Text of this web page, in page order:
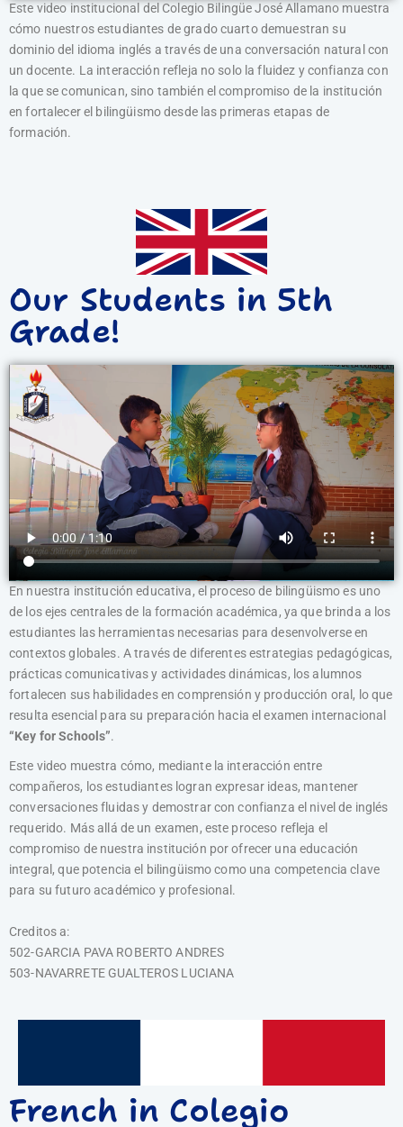
Este video institucional del Colegio Bilingüe José Allamano muestra
cómo nuestros estudiantes de grado cuarto demuestran su
dominio del idioma inglés a través de una conversación natural con
un docente. La interacción refleja no solo la fluidez y confianza con
la que se comunican, sino también el compromiso de la institución
en fortalecer el bilingüismo desde las primeras etapas de
formación.
Our Students in 5th
Grade!
En nuestra institución educativa, el proceso de bilingüismo es uno
de los ejes centrales de la formación académica, ya que brinda a los
estudiantes las herramientas necesarias para desenvolverse en
contextos globales. A través de diferentes estrategias pedagógicas,
prácticas comunicativas y actividades dinámicas, los alumnos
fortalecen sus habilidades en comprensión y producción oral, lo que
resulta esencial para su preparación hacia el examen internacional
“Key for Schools”.
Este video muestra cómo, mediante la interacción entre
compañeros, los estudiantes logran expresar ideas, mantener
conversaciones fluidas y demostrar con confianza el nivel de inglés
requerido. Más allá de un examen, este proceso refleja el
compromiso de nuestra institución por ofrecer una educación
integral, que potencia el bilingüismo como una competencia clave
para su futuro académico y profesional.
Creditos a:
502-GARCIA PAVA ROBERTO ANDRES
503-NAVARRETE GUALTEROS LUCIANA
French in Colegio